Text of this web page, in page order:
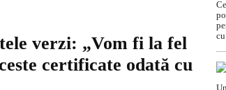
verzi: „Vom fi la fel
certificate odată cu